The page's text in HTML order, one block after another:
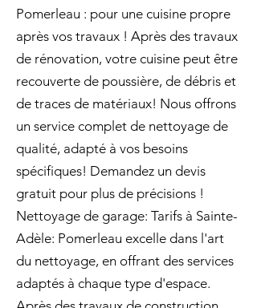
Pomerleau : pour une cuisine propre
après vos travaux ! Après des travaux
de rénovation, votre cuisine peut être
recouverte de poussière, de débris et
de traces de matériaux! Nous offrons
un service complet de nettoyage de
qualité, adapté à vos besoins
spécifiques! Demandez un devis
gratuit pour plus de précisions !
Nettoyage de garage: Tarifs à Sainte-
Adèle: Pomerleau excelle dans l'art
du nettoyage, en offrant des services
adaptés à chaque type d'espace.